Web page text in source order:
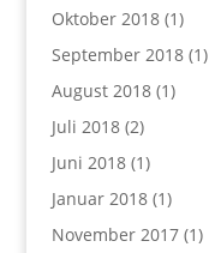
Oktober 2018(1)
September 2018(1)
August 2018(1)
Juli 2018(2)
Juni 2018(1)
Januar 2018(1)
November 2017(1)